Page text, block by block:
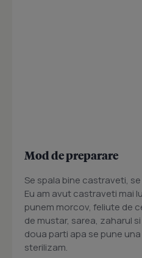
Mod de preparare
Se spala bine castraveti,
Eu am avut castraveti mai
punem morcov, feliute de
de mustar, sarea, zaharul
doua parti apa se pune
sterilizam.